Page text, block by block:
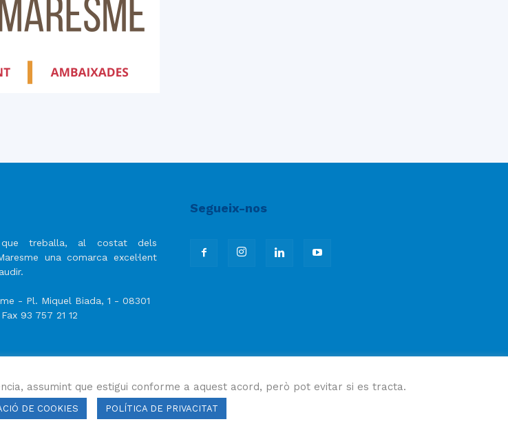
que treballa, al costat dels
una comarca excel·lent
- Pl. Miquel Biada, 1 - 08301
93 757 21 12
Segueix-nos
assumint que estigui conforme a aquest acord, però pot evitar si es tracta.
DE COOKIES POLÍTICA DE PRIVACITAT